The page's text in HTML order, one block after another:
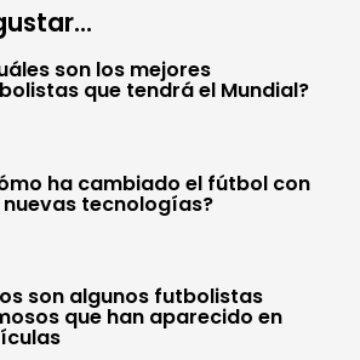
son los mejores
que tendrá el Mundial?
ha cambiado el fútbol con
nuevas tecnologías?
son algunos futbolistas
que han aparecido en